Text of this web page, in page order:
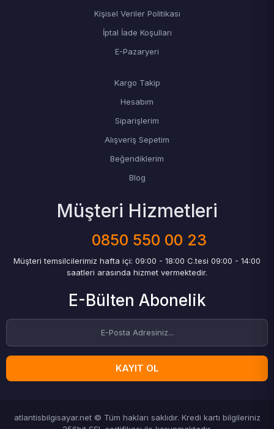
Kişisel Veriler Politikası
İptal İade Koşulları
E-Pazaryeri
Kargo Takip
Hesabım
Siparişlerim
Alışveriş Sepetim
Beğendiklerim
Blog
Müşteri Hizmetleri
0850 550 00 23
Müşteri temsilcilerimiz hafta içi: 09:00 - 18:00 C.tesi 09:00 - 14:00
saatleri arasında hizmet vermektedir.
E-Bülten Abonelik
KAYIT OL
atlantisbilgisayar.net © Tüm hakları saklıdır. Kredi kartı bilgileriniz